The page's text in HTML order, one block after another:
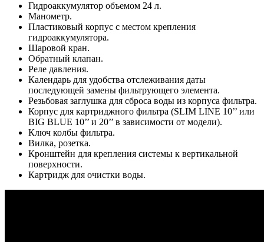
Гидроаккумулятор объемом 24 л.
Манометр.
Пластиковый корпус с местом крепления
гидроаккумулятора.
Шаровой кран.
Обратный клапан.
Реле давления.
Календарь для удобства отслеживания даты
последующей замены фильтрующего элемента.
Резьбовая заглушка для сброса воды из корпуса фильтра.
Корпус для картриджного фильтра (SLIM LINE 10’’ или
BIG BLUE 10’’ и 20’’ в зависимости от модели).
Ключ колбы фильтра.
Вилка, розетка.
Кронштейн для крепления системы к вертикальной
поверхности.
Картридж для очистки воды.